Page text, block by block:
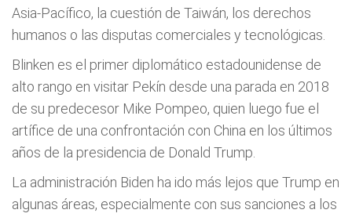
Asia-Pacífico, la cuestión de Taiwán, los derechos
humanos o las disputas comerciales y tecnológicas.
Blinken es el primer diplomático estadounidense de
alto rango en visitar Pekín desde una parada en 2018
de su predecesor Mike Pompeo, quien luego fue el
artífice de una confrontación con China en los últimos
años de la presidencia de Donald Trump.
La administración Biden ha ido más lejos que Trump en
algunas áreas, especialmente con sus sanciones a los